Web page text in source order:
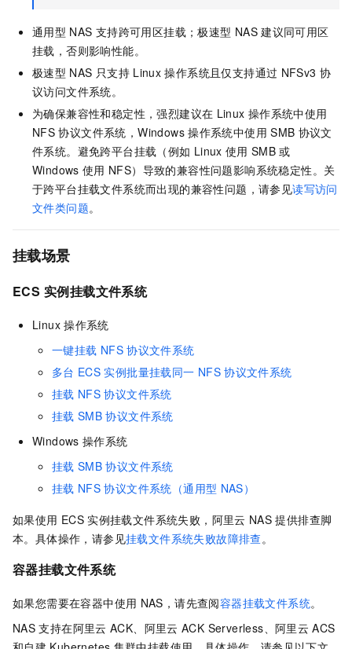
通用型 NAS 支持跨可用区挂载；极速型 NAS 建议同可用区
挂载，否则影响性能。
极速型 NAS 只支持 Linux 操作系统且仅支持通过 NFSv3 协
议访问文件系统。
为确保兼容性和稳定性，强烈建议在 Linux 操作系统中使用
NFS 协议文件系统，Windows 操作系统中使用 SMB 协议文
件系统。避免跨平台挂载（例如 Linux 使用 SMB 或
Windows 使用 NFS）导致的兼容性问题影响系统稳定性。关
于跨平台挂载文件系统而出现的兼容性问题，请参见读写访问
文件类问题。
挂载场景
ECS 实例挂载文件系统
Linux 操作系统
一键挂载 NFS 协议文件系统
多台 ECS 实例批量挂载同一 NFS 协议文件系统
挂载 NFS 协议文件系统
挂载 SMB 协议文件系统
Windows 操作系统
挂载 SMB 协议文件系统
挂载 NFS 协议文件系统（通用型 NAS）
如果使用 ECS 实例挂载文件系统失败，阿里云 NAS 提供排查脚
本。具体操作，请参见挂载文件系统失败故障排查 。
容器挂载文件系统
如果您需要在容器中使用 NAS，请先查阅容器挂载文件系统。
NAS 支持在阿里云 ACK、阿里云 ACK Serverless 、阿里云 ACS